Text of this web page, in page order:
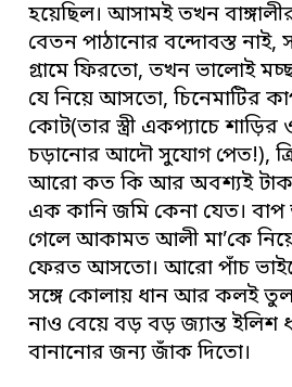
হয়েছিল। আসামই তখন
বেতন পাঠানোর বন্দোবস্ত নাই,
গ্রামে ফিরতো, তখন ভালোই
যে নিয়ে আসতো, চিনেমাটির
কোট(তার স্ত্রী একপ্যাচে
চড়ানোর আদৌ সুযোগ পেত!),
আরো কত কি আর অবশ্যই টাকা,
এক কানি জমি কেনা যেত। বাপ
গেলে আকামত আলী মা’কে নিয়ে
ফেরত আসতো। আরো পাঁচ
সঙ্গে কোলায় ধান আর কলই
নাও বেয়ে বড় বড় জ্যান্ত ইলিশ
বানানোর জন্য জাঁক দিতো।